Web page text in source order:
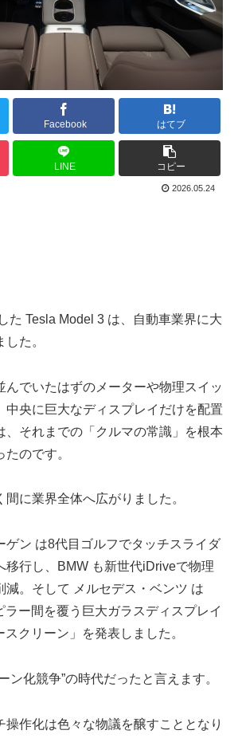
Facebook はてブ
LINE コピー
2026.05.24
た Tesla Model 3 は、自動車業界に大
た。
でいたはずのメーターや物理スイッ
中央に巨大なディスプレイだけを配置
、それまでの「クルマの常識」を根本
のです。
に業界全体へ広がりました。
ン は8代目ゴルフでタッチスライダ
移行し、BMW も新世代iDriveで物理
減。そして メルセデス・ベンツ は
ラー間を覆う巨大ガラスディスプレイ
スクリーン」を発表しました。
ン化競争”の時代だったと言えます。
作化は色々な物議を醸すこととなり